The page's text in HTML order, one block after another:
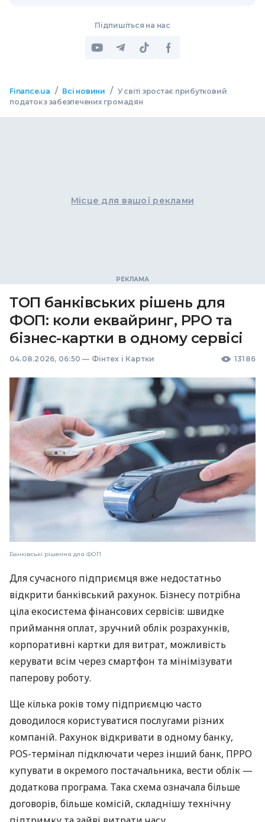
Підпишіться на нас
Finance.ua / Всі новини / У світі зростає прибутковий
податок з забезпечених громадян
Місце для вашої реклами
ТОП банківських рішень для
ФОП: коли еквайринг, РРО та
бізнес-картки в одному сервісі
04.08.2026, 06:50 — Фінтех і Картки 13186
Банківські рішення для ФОП
Для сучасного підприємця вже недостатньо
відкрити банківський рахунок. Бізнесу потрібна
ціла екосистема фінансових сервісів: швидке
приймання оплат, зручний облік розрахунків,
корпоративні картки для витрат, можливість
керувати всім через смартфон та мінімізувати
паперову роботу.
Ще кілька років тому підприємцю часто
доводилося користуватися послугами різних
компаній. Рахунок відкривати в одному банку,
POS-термінал підключати через інший банк, ПРРО
купувати в окремого постачальника, вести облік —
додаткова програма. Така схема означала більше
договорів, більше комісій, складнішу технічну